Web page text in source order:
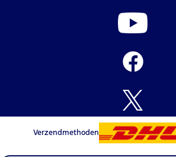
Verzendmethoden